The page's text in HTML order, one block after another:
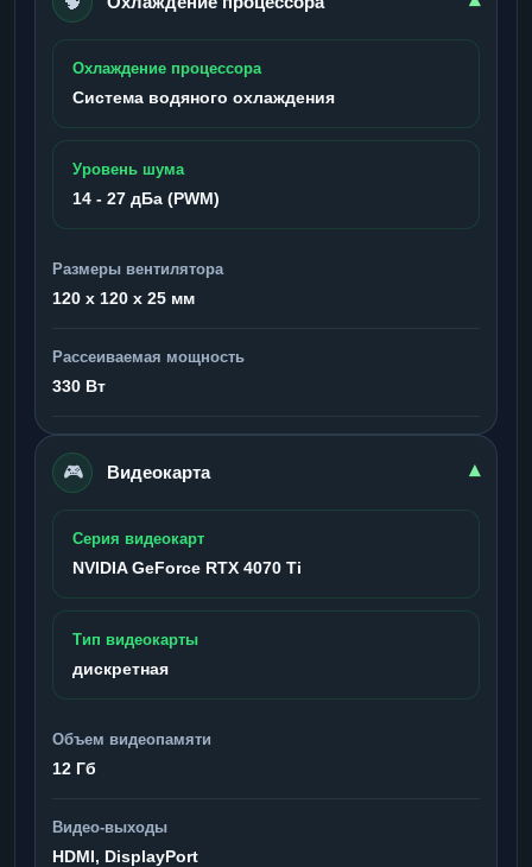
Охлаждение процессора
Система водяного охлаждения
Уровень шума
14 - 27 дБа (PWM)
Размеры вентилятора
120 x 120 x 25 мм
Рассеиваемая мощность
330 Вт
🎮 Видеокарта ▾
Серия видеокарт
NVIDIA GeForce RTX 4070 Ti
Тип видеокарты
дискретная
Объем видеопамяти
12 Гб
Видео-выходы
HDMI, DisplayPort